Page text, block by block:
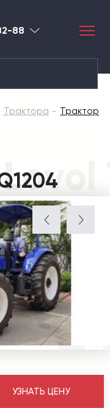
88 Красноярск
Трактора
Трактор
УЗНАТЬ ЦЕНУ